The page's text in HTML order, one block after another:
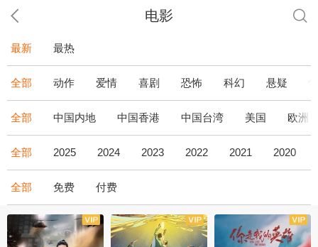
电影
最新 最热
全部 动作 爱情 喜剧 恐怖 科幻 悬疑
全部 中国内地 中国香港 中国台湾 美国 欧洲
全部 2025 2024 2023 2022 2021 2020
全部 免费 付费